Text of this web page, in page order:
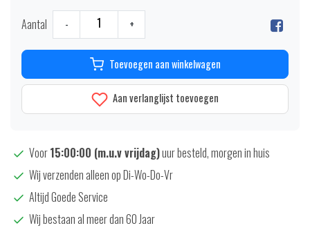
Aantal - +
Toevoegen aan winkelwagen
Aan verlanglijst toevoegen
Voor15:00:00 (m.u.v vrijdag)uur besteld, morgen in huis
Wij verzenden alleen op Di-Wo-Do-Vr
Altijd Goede Service
Wij bestaan al meer dan 60 Jaar